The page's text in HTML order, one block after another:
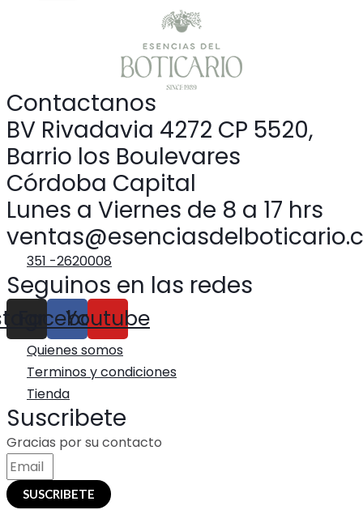
Contactanos
BV Rivadavia 4272 CP 5520,
Barrio los Boulevares
Córdoba Capital
Lunes a Viernes de 8 a 17 hrs
351 -2620008
Seguinos en las redes
Facebook
Youtube
Quienes somos
Terminos y condiciones
Tienda
Suscribete
Gracias por su contacto
SUSCRIBETE